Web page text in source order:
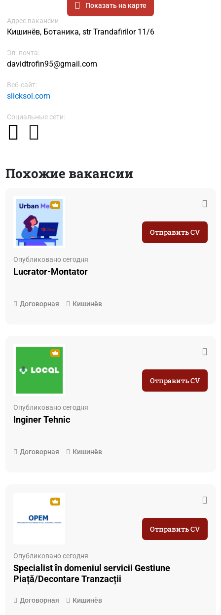
Показать на карте
Адрес вакансии
Кишинёв, Ботаника, str Trandafirilor 11/6
Эл. почта:
davidtrofin95@gmail.com
Веб-сайт:
slicksol.com
Социальные сети:
Похожие вакансии
Опубликовано сегодня
Lucrator-Montator
Договорная Кишинёв
Отправить CV
Опубликовано сегодня
Inginer Tehnic
Договорная Кишинёв
Отправить CV
Опубликовано сегодня
Specialist în domeniul servicii Gestiune
Piață/Decontare Tranzacții
Договорная Кишинёв
Отправить CV